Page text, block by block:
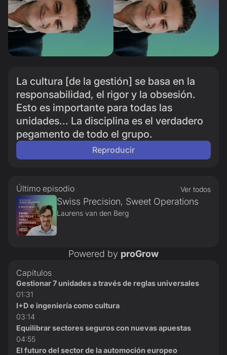
La cultura [de la gestión] se basa en la
responsabilidad, el rigor y la obsesión.
Esto es importante para todas las
unidades... La disciplina es el verdadero
pegamento de todo el grupo.
Reproducir
Último episodio Ver todos
Swiss Precision, Sweet Operations
Laurens van den Berg
Powered by proGrow
Capítulos
Gestionar 7 unidades a través de reglas universales
01:31
I+D e ingeniería como cultura
03:14
Equilibrar sectores seguros con nuevas apuestas
04:55
El futuro del sector de la automoción europeo